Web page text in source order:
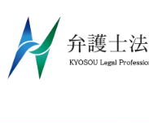
content